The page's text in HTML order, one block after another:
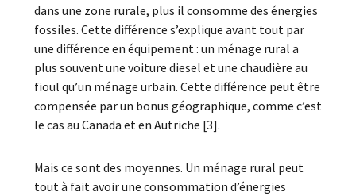
dans une zone rurale, plus il consomme des énergies
fossiles. Cette différence s’explique avant tout par
une différence en équipement : un ménage rural a
plus souvent une voiture diesel et une chaudière au
fioul qu’un ménage urbain. Cette différence peut être
compensée par un bonus géographique, comme c’est
le cas au Canada et en Autriche [3].
Mais ce sont des moyennes. Un ménage rural peut
tout à fait avoir une consommation d’énergies